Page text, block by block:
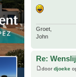
Groet,
John
Re:
doordjoeke